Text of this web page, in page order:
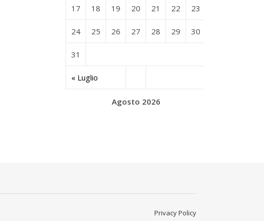
Agosto 2026
« Luglio
17 18 19 20 21 22 23
24 25 26 27 28 29 30
31
Privacy Policy